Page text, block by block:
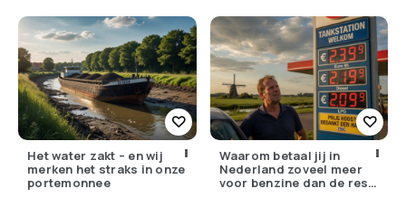
Het water zakt – en wij
merken het straks in onze
portemonnee
Waarom betaal jij in
Nederland zoveel meer
voor benzine dan de rest